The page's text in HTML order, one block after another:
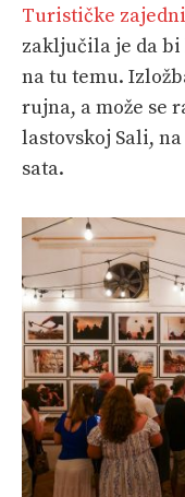
Turističke
zaključila je da
na tu temu.
rujna, a može se
lastovskoj Sali,
sata.